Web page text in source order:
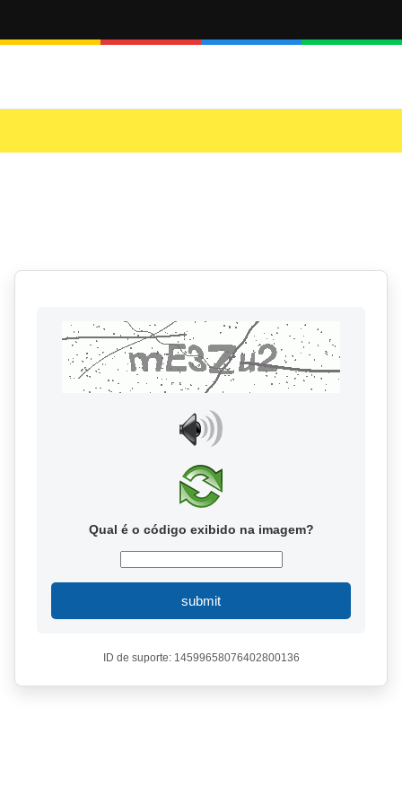
Qual é o código exibido na imagem?
submit
ID de suporte: 14599658076402800136